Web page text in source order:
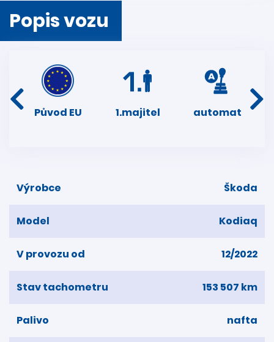
Popis vozu
Původ EU 1.majitel automat
Výrobce Škoda
Model Kodiaq
V provozu od 12/2022
Stav tachometru 153 507 km
Palivo nafta